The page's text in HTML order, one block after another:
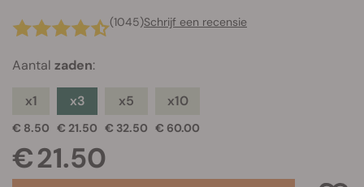
(1045)Schrijf een recensie
Aantal zaden:
x1
€ 8.50
x3
€ 21.50
x5
€ 32.50
x10
€ 60.00
€ 21.50